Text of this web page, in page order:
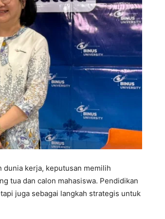
dunia kerja, keputusan memilih
tua dan calon mahasiswa. Pendidikan
juga sebagai langkah strategis untuk